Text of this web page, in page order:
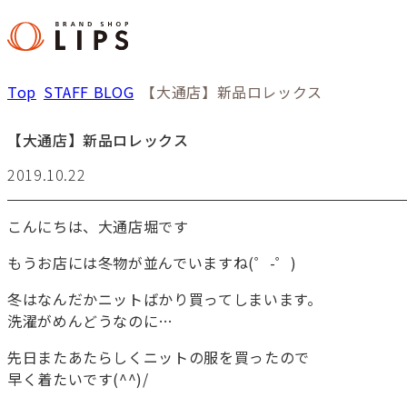
Top STAFF BLOG 【大通店】新品ロレックス
【大通店】新品ロレックス
2019.10.22
こんにちは、大通店堀です
もうお店には冬物が並んでいますね(゜-゜)
冬はなんだかニットばかり買ってしまいます。
洗濯がめんどうなのに…
先日またあたらしくニットの服を買ったので
早く着たいです(^^)/